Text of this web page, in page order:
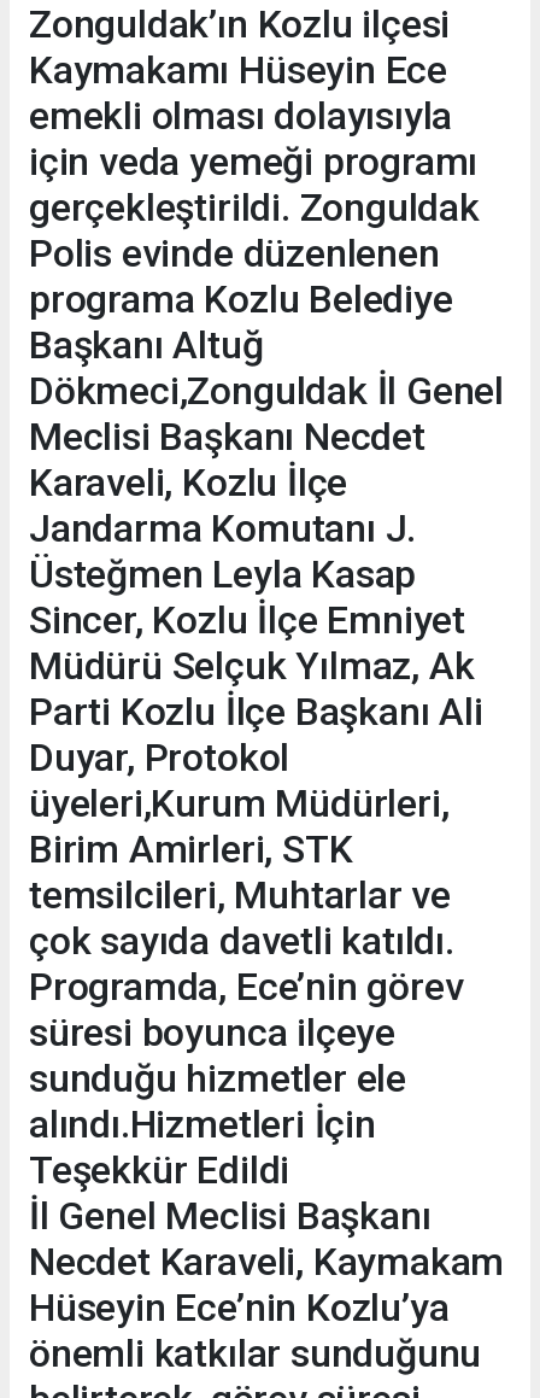
Zonguldak’ın Kozlu ilçesi
Kaymakamı Hüseyin Ece
emekli olması dolayısıyla
için veda yemeği programı
gerçekleştirildi. Zonguldak
Polis evinde düzenlenen
programa Kozlu Belediye
Başkanı Altuğ
Dökmeci,Zonguldak İl Genel
Meclisi Başkanı Necdet
Karaveli, Kozlu İlçe
Jandarma Komutanı J.
Üsteğmen Leyla Kasap
Sincer, Kozlu İlçe Emniyet
Müdürü Selçuk Yılmaz, Ak
Parti Kozlu İlçe Başkanı Ali
Duyar, Protokol
üyeleri,Kurum Müdürleri,
Birim Amirleri, STK
temsilcileri, Muhtarlar ve
çok sayıda davetli katıldı.
Programda, Ece’nin görev
süresi boyunca ilçeye
sunduğu hizmetler ele
alındı.Hizmetleri İçin
Teşekkür Edildi
İl Genel Meclisi Başkanı
Necdet Karaveli, Kaymakam
Hüseyin Ece’nin Kozlu’ya
önemli katkılar sunduğunu